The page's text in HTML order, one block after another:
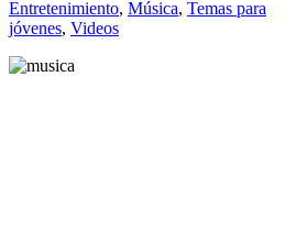
Entretenimiento, Música, Temas para
jóvenes, Videos